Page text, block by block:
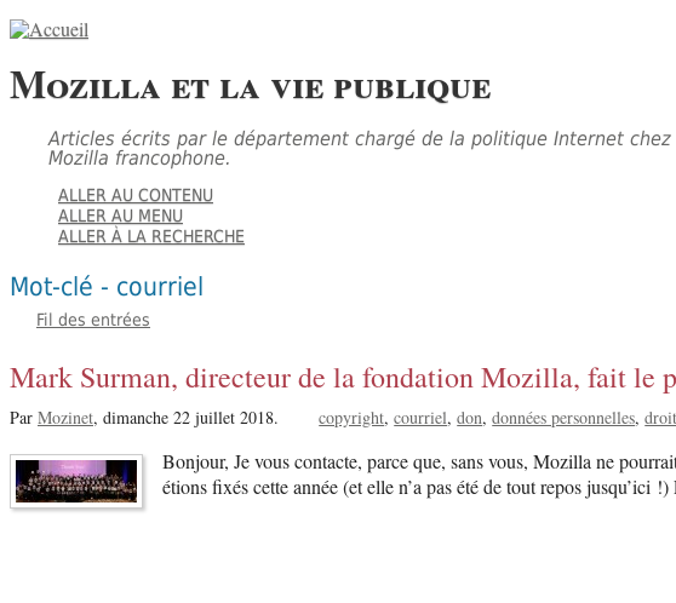
Mozilla et la vie publique
Articles écrits par le département chargé de la politique Internet
Mozilla francophone.
ALLER AU CONTENU
ALLER AU MENU
ALLER À LA RECHERCHE
Mot-clé - courriel
Fil des entrées
Mark Surman, directeur de la fondation Mozilla, fait le
Par Mozinet, dimanche 22 juillet 2018. copyright courriel don données personnelles
Bonjour, Je vous contacte, parce que, sans vous, Mozilla ne
étions fixés cette année (et elle n’a pas été de tout repos